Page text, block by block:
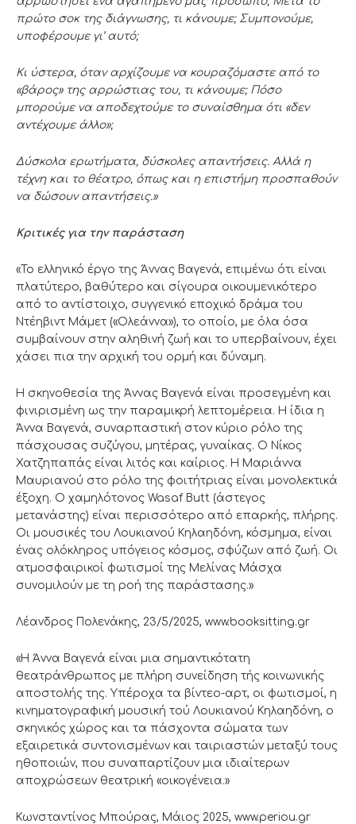
πρώτο σοκ της διάγνωσης, τι κάνουμε; Συμπονούμε,
υποφέρουμε γι’ αυτό;
Κι ύστερα, όταν αρχίζουμε να κουραζόμαστε από το
«βάρος» της αρρώστιας του, τι κάνουμε; Πόσο
μπορούμε να αποδεχτούμε το συναίσθημα ότι «δεν
αντέχουμε άλλο»;
Δύσκολα ερωτήματα, δύσκολες απαντήσεις. Αλλά η
τέχνη και το θέατρο, όπως και η επιστήμη προσπαθούν
να δώσουν απαντήσεις.»
Κριτικές για την παράσταση
«Το ελληνικό έργο της Άννας Βαγενά, επιμένω ότι είναι
πλατύτερο, βαθύτερο και σίγουρα οικουμενικότερο
από το αντίστοιχο, συγγενικό εποχικό δράμα του
Ντέηβιντ Μάμετ («Ολεάννα»), το οποίο, με όλα όσα
συμβαίνουν στην αληθινή ζωή και το υπερβαίνουν, έχει
χάσει πια την αρχική του ορμή και δύναμη.
Η σκηνοθεσία της Άννας Βαγενά είναι προσεγμένη και
φινιρισμένη ως την παραμικρή λεπτομέρεια. Η ίδια η
Άννα Βαγενά, συναρπαστική στον κύριο ρόλο της
πάσχουσας συζύγου, μητέρας, γυναίκας. Ο Νίκος
Χατζηπαπάς είναι λιτός και καίριος. Η Μαριάννα
Μαυριανού στο ρόλο της φοιτήτριας είναι μονολεκτικά
έξοχη. Ο χαμηλότονος Wasaf Butt (άστεγος
μετανάστης) είναι περισσότερο από επαρκής, πλήρης.
Οι μουσικές του Λουκιανού Κηλαηδόνη, κόσμημα, είναι
ένας ολόκληρος υπόγειος κόσμος, σφύζων από ζωή. Οι
ατμοσφαιρικοί φωτισμοί της Μελίνας Μάσχα
συνομιλούν με τη ροή της παράστασης.»
Λέανδρος Πολενάκης, 23/5/2025, www.booksitting.gr
«Η Άννα Βαγενά είναι μια σημαντικότατη
θεατράνθρωπος με πλήρη συνείδηση τής κοινωνικής
αποστολής της. Υπέροχα τα βίντεο-αρτ, οι φωτισμοί, η
κινηματογραφική μουσική τού Λουκιανού Κηλαηδόνη, ο
σκηνικός χώρος και τα πάσχοντα σώματα των
εξαιρετικά συντονισμένων και ταιριαστών μεταξύ τους
ηθοποιών, που συναπαρτίζουν μια ιδιαίτερων
αποχρώσεων θεατρική «οικογένεια.»
Κωνσταντίνος Μπούρας, Μάιος 2025, www.periou.gr